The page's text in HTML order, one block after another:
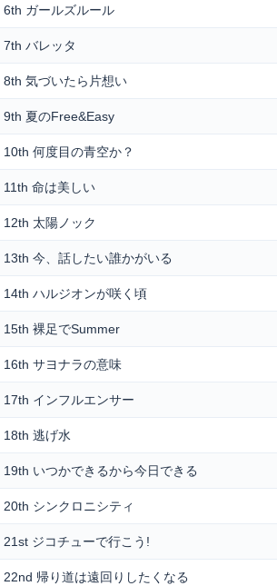
6th ガールズルール
7th バレッタ
8th 気づいたら片想い
9th 夏のFree&Easy
10th 何度目の青空か？
11th 命は美しい
12th 太陽ノック
13th 今、話したい誰かがいる
14th ハルジオンが咲く頃
15th 裸足でSummer
16th サヨナラの意味
17th インフルエンサー
18th 逃げ水
19th いつかできるから今日できる
20th シンクロニシティ
21st ジコチューで行こう!
22nd 帰り道は遠回りしたくなる